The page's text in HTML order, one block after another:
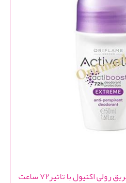
مام دئودورانت و ضد تعریق رولی اکتیول با تاثیر72 ساعت